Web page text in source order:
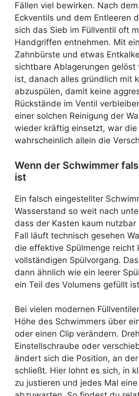
Fällen viel bewirken. Nach
Eckventils und dem Entleeren
sich das Sieb im Füllventil oft
Handgriffen entnehmen. Mit
Zahnbürste und etwas
sichtbare Ablagerungen gelöst
ist, danach alles gründlich mit
abzuspülen, damit keine
Rückstände im Ventil
einer solchen Reinigung der
wieder kräftig einsetzt, war die
wahrscheinlich allein die
Wenn der Schwimmer
ist
Ein falsch eingestellter
Wasserstand so weit nach
dass der Kasten kaum nutzbar
Fall läuft technisch gesehen
die effektive Spülmenge reicht
vollständigen Spülvorgang.
dann ähnlich wie ein leerer
ein Teil des Volumens gefüllt
Bei vielen modernen
Höhe des Schwimmers über
oder einen Clip verändern.
Einstellschraube oder
ändert sich die Position, an
schließt. Hier lohnt es sich, in
zu justieren und jedes Mal eine